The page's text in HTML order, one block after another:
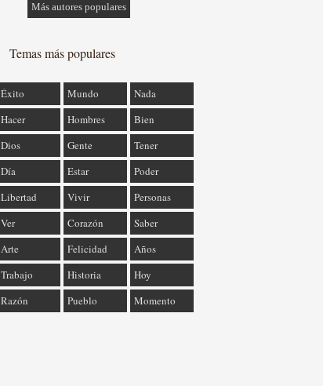
Más autores populares
Temas más populares
Éxito Mundo
Nada
Hacer Hombres
Bien
Dios Gente
Tener
Día Estar
Poder
Libertad Vivir
Personas
Ver Corazón
Saber
Arte Felicidad
Años
Trabajo Historia
Hoy
Razón Pueblo Momento